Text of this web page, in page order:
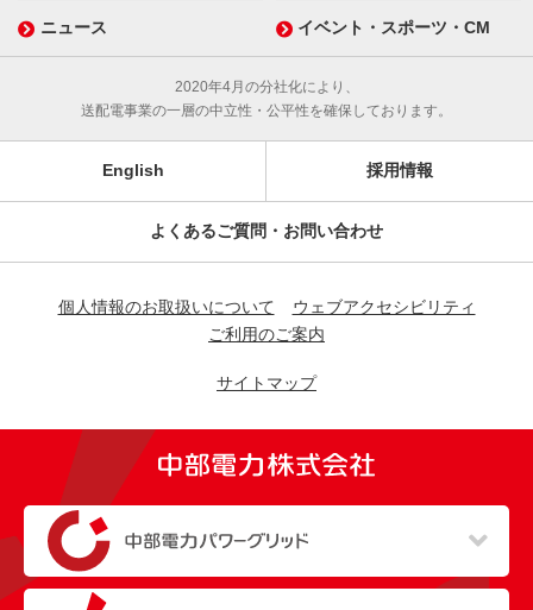
ニュース イベント・スポーツ・CM
2020年4月の分社化により、
送配電事業の一層の中立性・公平性を確保しております。
English 採用情報
よくあるご質問・お問い合わせ
個人情報のお取扱いについて
ウェブアクセシビリティ
ご利用のご案内
サイトマップ
（新しいウィンドウを開きます）